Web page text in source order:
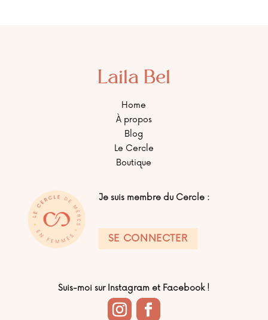
Laila Bel
Home
À propos
Blog
Le Cercle
Boutique
Je suis membre du Cercle :
SE CONNECTER
Suis-moi sur Instagram et Facebook !